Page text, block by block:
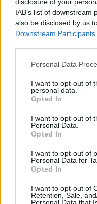
IAB’s list of
also be disclosed by us
Downstream Participants
Personal Data
I want to opt-out of
personal data.
Opted In
I want to opt-out of
Personal Data.
Opted In
I want to opt-out of
Personal Data for
Opted In
I want to opt-out of
Retention, Sale,
Redazione
-0,9% di crescita
digitale (+7,6%)